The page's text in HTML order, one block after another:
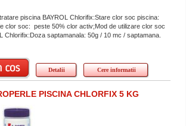
piscina BAYROL Chlorifix:Stare clor soc piscina:
clor soc: peste 50% clor activ;Mod de utilizare clor soc
Chlorifix:Doza saptamanala: 50g / 10 mc / saptamana.
Detalii Cere informatii
PISCINA CHLORFIX 5 KG